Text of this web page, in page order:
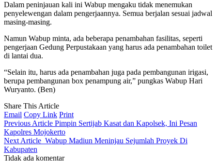
Dalam peninjauan kali ini Wabup mengaku tidak menemukan
penyelewengan dalam pengerjaannya. Semua berjalan sesuai jadwal
masing-masing.
Namun Wabup minta, ada beberapa penambahan fasilitas, seperti
pengerjaan Gedung Perpustakaan yang harus ada penambahan toilet
di lantai dua.
“Selain itu, harus ada penambahan juga pada pembangunan irigasi,
berupa pembangunan box penampung air,” pungkas Wabup Hari
Wuryanto. (Ben)
Share This Article
Email Copy Link Print
Previous Article Pimpin Sertijab Kasat dan Kapolsek, Ini Pesan
Kapolres Mojokerto
Next Article Wabup Madiun Meninjau Sejumlah Proyek Di
Kabupaten
Tidak ada komentar